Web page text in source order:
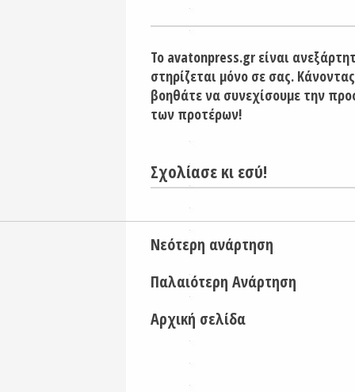
Το avatonpress.gr είναι
στηρίζεται μόνο σε σας.
βοηθάτε να συνεχίσουμε την
των προτέρων!
Σχολίασε κι εσύ!
Νεότερη ανάρτηση
Παλαιότερη Ανάρτηση
Αρχική σελίδα